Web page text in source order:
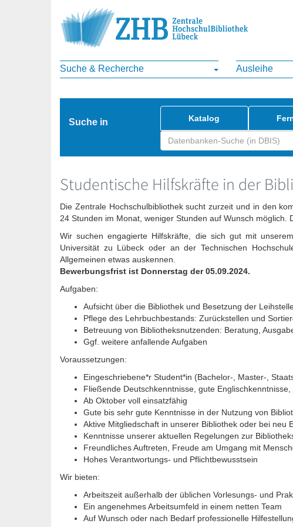
Suche & Recherche Ausleihe
Suche in Katalog
Studentische Hilfskräfte in der
Die Zentrale Hochschulbibliothek sucht zurzeit und in den
24 Stunden im Monat, weniger Stunden auf Wunsch
Wir suchen engagierte Hilfskräfte, die sich gut mit
Universität zu Lübeck oder an der Technischen
Allgemeinen etwas auskennen.
Bewerbungsfrist ist Donnerstag der 05.09.2024.
Aufgaben:
Aufsicht über die Bibliothek und Besetzung der
Pflege des Lehrbuchbestands: Zurückstellen und
Betreuung von Bibliotheksnutzenden: Beratung,
Ggf. weitere anfallende Aufgaben
Voraussetzungen:
Eingeschriebene*r Student*in (Bachelor-, Master-,
Fließende Deutschkenntnisse, gute
Ab Oktober voll einsatzfähig
Gute bis sehr gute Kenntnisse in der Nutzung von
Aktive Mitgliedschaft in unserer Bibliothek oder bei
Kenntnisse unserer aktuellen Regelungen zur
Freundliches Auftreten, Freude am Umgang mit
Hohes Verantwortungs- und Pflichtbewusstsein
Wir bieten:
Arbeitszeit außerhalb der üblichen Vorlesungs- und
Ein angenehmes Arbeitsumfeld in einem netten Team
Auf Wunsch oder nach Bedarf professionelle